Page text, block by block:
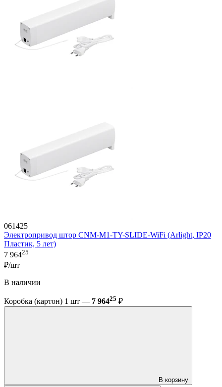
061425
Электропривод штор CNM-M1-TY-SLIDE-WiFi (Arlight, IP20
Пластик, 5 лет)
7 96425
₽/шт
В наличии
Коробка (картон) 1 шт — 7 96425 ₽
В корзину